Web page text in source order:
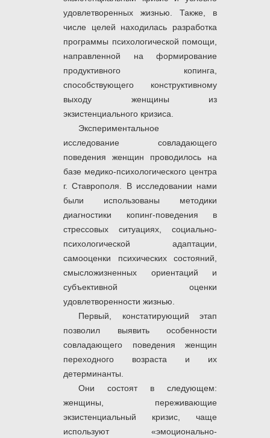
удовлетворенных жизнью. Также, в
числе целей находилась разработка
программы психологической помощи,
направленной на формирование
продуктивного копинга,
способствующего конструктивному
выходу женщины из
экзистенциального кризиса.
Экспериментальное
исследование совладающего
поведения женщин проводилось на
базе медико-психологического центра
г. Ставрополя. В исследовании нами
были использованы методики
диагностики копинг-поведения в
стрессовых ситуациях, социально-
психологической адаптации,
самооценки психических состояний,
смысложизненных ориентаций и
субъективной оценки
удовлетворенности жизнью.
Первый, констатирующий этап
позволил выявить особенности
совладающего поведения женщин
переходного возраста и их
детерминанты.
Они состоят в следующем:
женщины, переживающие
экзистенциальный кризис, чаще
используют «эмоционально-